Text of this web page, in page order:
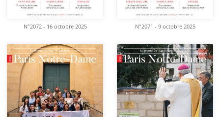
N°2072 - 16 octobre 2025 N°2071 - 9 octobre 2025